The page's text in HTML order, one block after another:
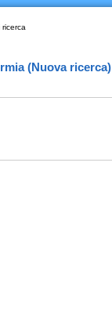
(Nuova ricerca)